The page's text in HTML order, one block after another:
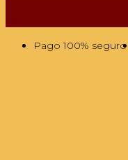
Pago 100% seguro